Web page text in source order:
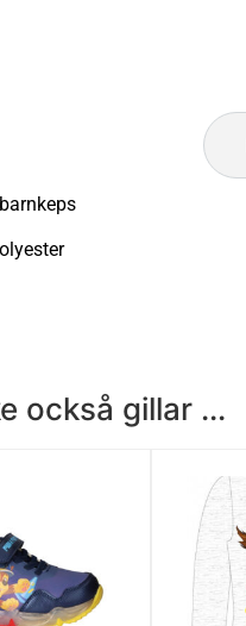
också gillar ...